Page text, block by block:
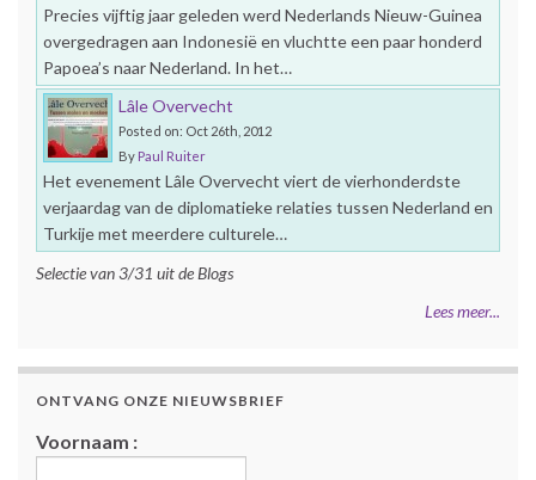
Precies vijftig jaar geleden werd Nederlands Nieuw-Guinea
overgedragen aan Indonesië en vluchtte een paar honderd
Papoea’s naar Nederland. In het…
Lâle Overvecht
Posted on: Oct 26th, 2012
By Paul Ruiter
Het evenement Lâle Overvecht viert de vierhonderdste
verjaardag van de diplomatieke relaties tussen Nederland en
Turkije met meerdere culturele…
Selectie van 3/31 uit de Blogs
Lees meer...
ONTVANG ONZE NIEUWSBRIEF
Voornaam :